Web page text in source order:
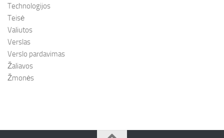
Technologijos
Teisė
Valiutos
Verslas
Verslo pardavimas
Žaliavos
Žmonės